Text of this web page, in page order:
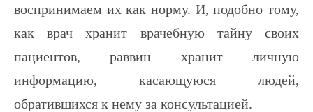
воспринимаем их как норму. И, подобно тому,
как врач хранит врачебную тайну своих
пациентов, раввин хранит личную
информацию, касающуюся людей,
обратившихся к нему за консультацией.